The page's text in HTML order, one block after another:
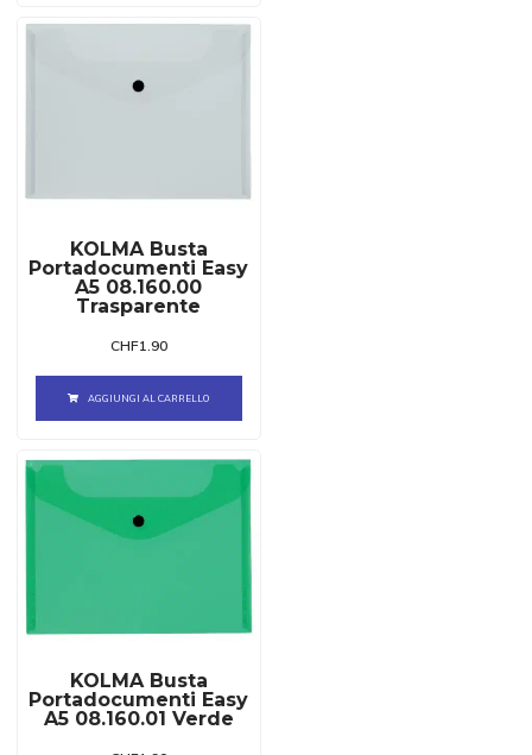
KOLMA Busta
Portadocumenti Easy
A5 08.160.00
Trasparente
CHF1.90
AGGIUNGI AL CARRELLO
KOLMA Busta
Portadocumenti Easy
A5 08.160.01 Verde